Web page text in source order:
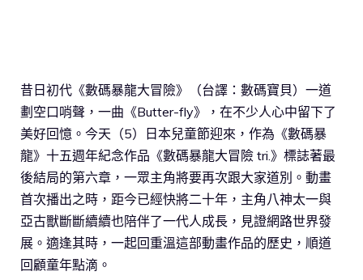
昔日初代《數碼暴龍大冒險》（台譯：數碼寶貝）一道
劃空口哨聲，一曲《Butter-fly》，在不少人心中留下了
美好回憶。今天（5）日本兒童節迎來，作為《數碼暴
龍》十五週年紀念作品《數碼暴龍大冒險 tri.》標誌著最
後結局的第六章，一眾主角將要再次跟大家道別。動畫
首次播出之時，距今已經快將二十年，主角八神太一與
亞古獸斷斷續續也陪伴了一代人成長，見證網路世界發
展。適逢其時，一起回重溫這部動畫作品的歷史，順道
回顧童年點滴。